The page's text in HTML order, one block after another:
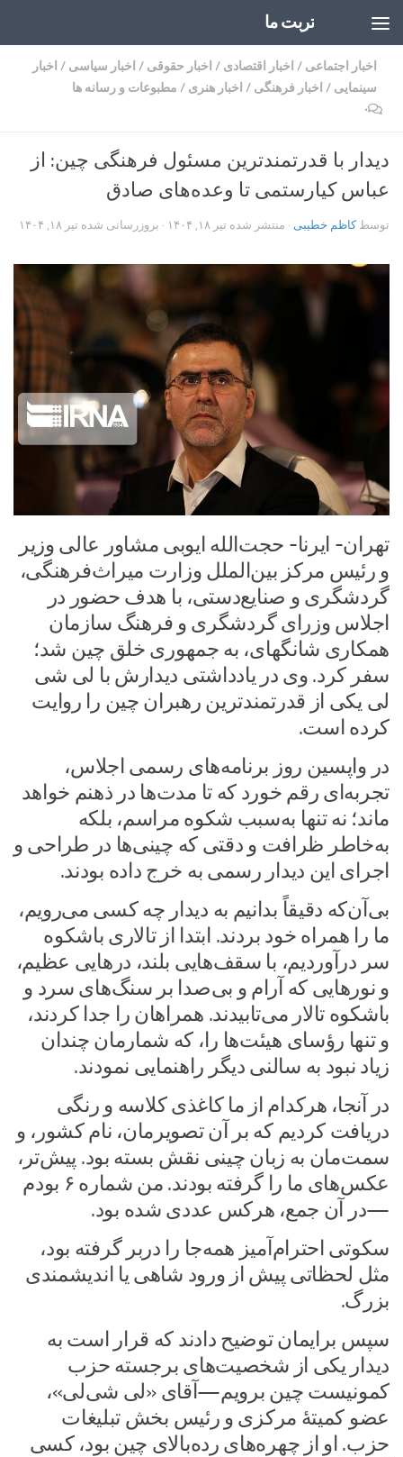
تربت ما
اخبار اجتماعی / اخبار اقتصادی / اخبار حقوقی / اخبار سیاسی / اخبار
سینمایی / اخبار فرهنگی / اخبار هنری / مطبوعات و رسانه ها
۰
دیدار با قدرتمندترین مسئول فرهنگی چین: از
عباس کیارستمی تا وعده‌های صادق
توسطکاظم خطیبی · منتشر شده تیر ۱۸, ۱۴۰۴ · بروزرسانی شده تیر ۱۸, ۱۴۰۴
تهران- ایرنا- حجت‌الله ایوبی مشاور عالی وزیر
و رئیس مرکز بین‌الملل وزارت میراث‌فرهنگی،
گردشگری و صنایع‌دستی، با هدف حضور در
اجلاس وزرای گردشگری و فرهنگ سازمان
همکاری شانگهای، به جمهوری خلق چین شد؛
سفر کرد. وی در یادداشتی دیدارش با لی شی
لی یکی از قدرتمندترین رهبران چین را روایت
کرده است.
در واپسین روز برنامه‌های رسمی اجلاس،
تجربه‌ای رقم خورد که تا مدت‌ها در ذهنم خواهد
ماند؛ نه تنها به‌سبب شکوه مراسم، بلکه
به‌خاطر ظرافت‌ و دقتی که چینی‌ها در طراحی و
اجرای این دیدار رسمی به خرج داده بودند.
بی‌آن‌که دقیقاً بدانیم به دیدار چه کسی می‌رویم،
ما را همراه خود بردند. ابتدا از تالاری باشکوه
سر درآوردیم، با سقف‌هایی بلند، درهایی عظیم،
و نورهایی که آرام و بی‌صدا بر سنگ‌های سرد و
باشکوه تالار می‌تابیدند. همراهان را جدا کردند،
و تنها رؤسای هیئت‌ها را، که شمارمان چندان
زیاد نبود به سالنی دیگر راهنمایی نمودند.
در آنجا، هرکدام از ما کاغذی کلاسه و رنگی
دریافت کردیم که بر آن تصویرمان، نام کشور، و
سمت‌مان به زبان چینی نقش بسته بود. پیش‌تر،
عکس‌های ما را گرفته بودند. من شماره ۶ بودم
—در آن جمع، هرکس عددی شده بود.
سکوتی احترام‌آمیز همه‌جا را دربر گرفته بود،
مثل لحظاتی پیش از ورود شاهی یا اندیشمندی
بزرگ.
سپس برایمان توضیح دادند که قرار است به
دیدار یکی از شخصیت‌های برجسته حزب
کمونیست چین برویم—آقای «لی شی‌لی»،
عضو کمیتهٔ مرکزی و رئیس بخش تبلیغات
حزب. او از چهره‌های رده‌بالای چین بود، کسی